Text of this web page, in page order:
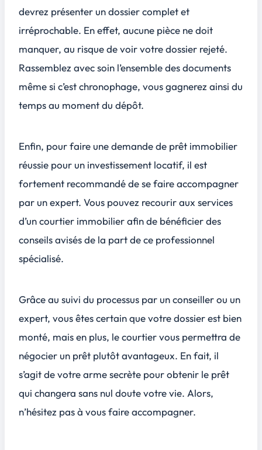
devrez présenter un dossier complet et
irréprochable. En effet, aucune pièce ne doit
manquer, au risque de voir votre dossier rejeté.
Rassemblez avec soin l’ensemble des documents
même si c’est chronophage, vous gagnerez ainsi du
temps au moment du dépôt.
Enfin, pour faire une demande de prêt immobilier
réussie pour un investissement locatif, il est
fortement recommandé de se faire accompagner
par un expert. Vous pouvez recourir aux services
d’un courtier immobilier afin de bénéficier des
conseils avisés de la part de ce professionnel
spécialisé.
Grâce au suivi du processus par un conseiller ou un
expert, vous êtes certain que votre dossier est bien
monté, mais en plus, le courtier vous permettra de
négocier un prêt plutôt avantageux. En fait, il
s’agit de votre arme secrète pour obtenir le prêt
qui changera sans nul doute votre vie. Alors,
n’hésitez pas à vous faire accompagner.